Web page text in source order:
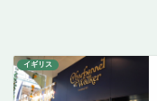
イギリス